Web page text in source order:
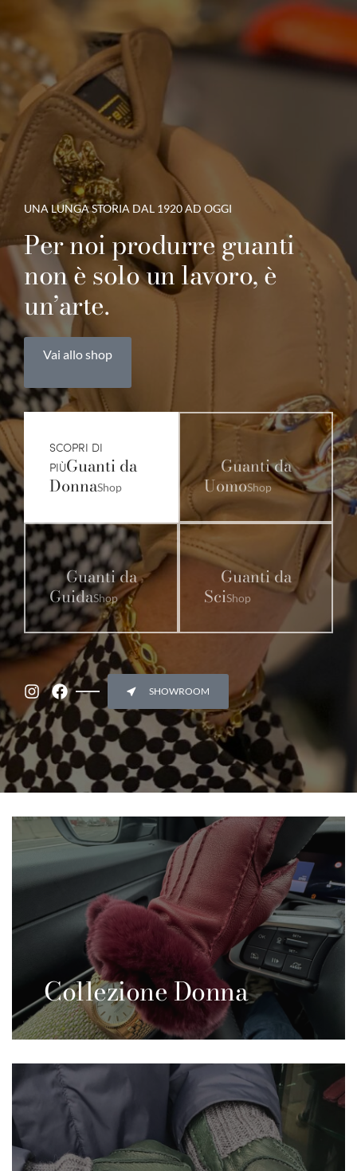
Le spedizioni riprendono il 1° settembre
UNA LUNGA STORIA DAL 1920 AD OGGI
Per noi produrre guanti
non è solo un lavoro, è
un’arte.
Vai allo shop
SCOPRI DI
PIÙGuanti da
DonnaShop
Guanti da
UomoShop
Guanti da
GuidaShop
Guanti da
SciShop
SHOWROOM
Collezione Donna